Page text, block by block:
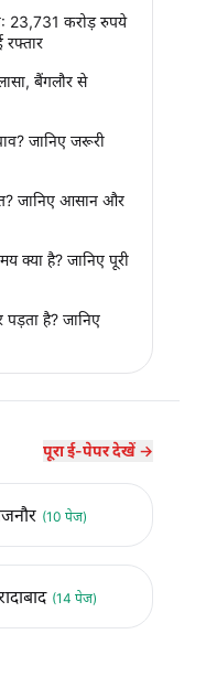
23,731 करोड़ रुपये
बैंगलौर से
जानिए जरूरी
जानिए आसान और
क्या है? जानिए पूरी
पड़ता है? जानिए
पूरा ई-पेपर देखें →
(10 पेज)
(14 पेज)